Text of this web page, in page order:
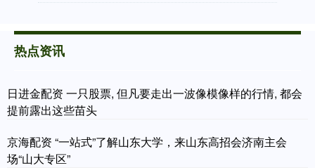
热点资讯
日进金配资 一只股票, 但凡要走出一波像模像样的行情, 都会
提前露出这些苗头
京海配资 “一站式”了解山东大学，来山东高招会济南主会
场“山大专区”